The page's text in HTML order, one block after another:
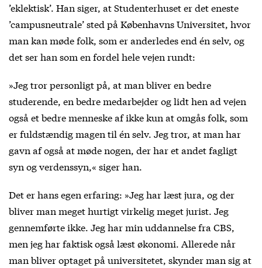
’eklektisk’. Han siger, at Studenterhuset er det eneste
’campusneutrale’ sted på Københavns Universitet, hvor
man kan møde folk, som er anderledes end én selv, og
det ser han som en fordel hele vejen rundt:
»Jeg tror personligt på, at man bliver en bedre
studerende, en bedre medarbejder og lidt hen ad vejen
også et bedre menneske af ikke kun at omgås folk, som
er fuldstændig magen til én selv. Jeg tror, at man har
gavn af også at møde nogen, der har et andet fagligt
syn og verdenssyn,« siger han.
Det er hans egen erfaring: »Jeg har læst jura, og der
bliver man meget hurtigt virkelig meget jurist. Jeg
gennemførte ikke. Jeg har min uddannelse fra CBS,
men jeg har faktisk også læst økonomi. Allerede når
man bliver optaget på universitetet, skynder man sig at